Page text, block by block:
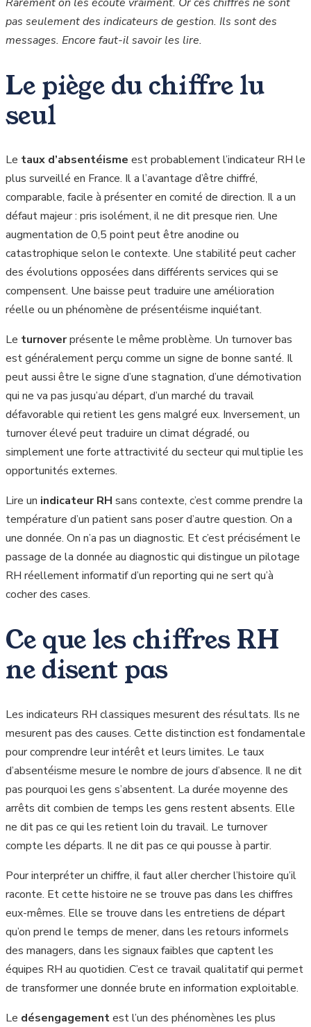
pas seulement des indicateurs de gestion. Ils sont des
messages. Encore faut-il savoir les lire.
Le piège du chiffre lu
seul
Le taux d’absentéisme est probablement l’indicateur RH le
plus surveillé en France. Il a l’avantage d’être chiffré,
comparable, facile à présenter en comité de direction. Il a un
défaut majeur : pris isolément, il ne dit presque rien. Une
augmentation de 0,5 point peut être anodine ou
catastrophique selon le contexte. Une stabilité peut cacher
des évolutions opposées dans différents services qui se
compensent. Une baisse peut traduire une amélioration
réelle ou un phénomène de présentéisme inquiétant.
Le turnoverprésente le même problème. Un turnover bas
est généralement perçu comme un signe de bonne santé. Il
peut aussi être le signe d’une stagnation, d’une démotivation
qui ne va pas jusqu’au départ, d’un marché du travail
défavorable qui retient les gens malgré eux. Inversement, un
turnover élevé peut traduire un climat dégradé, ou
simplement une forte attractivité du secteur qui multiplie les
opportunités externes.
Lire un indicateur RH sans contexte, c’est comme prendre la
température d’un patient sans poser d’autre question. On a
une donnée. On n’a pas un diagnostic. Et c’est précisément le
passage de la donnée au diagnostic qui distingue un pilotage
RH réellement informatif d’un reporting qui ne sert qu’à
cocher des cases.
Ce que les chiffres RH
ne disent pas
Les indicateurs RH classiques mesurent des résultats. Ils ne
mesurent pas des causes. Cette distinction est fondamentale
pour comprendre leur intérêt et leurs limites. Le taux
d’absentéisme mesure le nombre de jours d’absence. Il ne dit
pas pourquoi les gens s’absentent. La durée moyenne des
arrêts dit combien de temps les gens restent absents. Elle
ne dit pas ce qui les retient loin du travail. Le turnover
compte les départs. Il ne dit pas ce qui pousse à partir.
Pour interpréter un chiffre, il faut aller chercher l’histoire qu’il
raconte. Et cette histoire ne se trouve pas dans les chiffres
eux-mêmes. Elle se trouve dans les entretiens de départ
qu’on prend le temps de mener, dans les retours informels
des managers, dans les signaux faibles que captent les
équipes RH au quotidien. C’est ce travail qualitatif qui permet
de transformer une donnée brute en information exploitable.
Le désengagementest l’un des phénomènes les plus